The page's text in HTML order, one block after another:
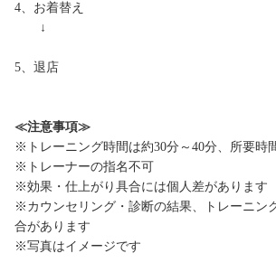
4、お着替え
↓
5、退店
≪注意事項≫
※トレーニング時間は約30分～40分、所要時
※トレーナーの指名不可
※効果・仕上がり具合には個人差があります
※カウンセリング・診断の結果、トレーニン
合があります
※写真はイメージです